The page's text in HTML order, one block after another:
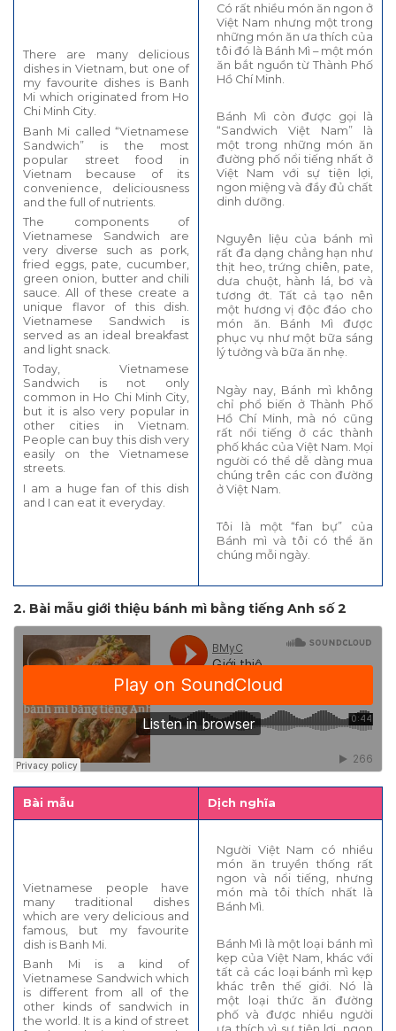
There are many delicious
dishes in Vietnam, but one of
my favourite dishes is Banh
Mi which originated from Ho
Chi Minh City.
Banh Mi called “Vietnamese
Sandwich” is the most
popular street food in
Vietnam because of its
convenience, deliciousness
and the full of nutrients.
The components of
Vietnamese Sandwich are
very diverse such as pork,
fried eggs, pate, cucumber,
green onion, butter and chili
sauce. All of these create a
unique flavor of this dish.
Vietnamese Sandwich is
served as an ideal breakfast
and light snack.
Today, Vietnamese
Sandwich is not only
common in Ho Chi Minh City,
but it is also very popular in
other cities in Vietnam.
People can buy this dish very
easily on the Vietnamese
streets.
I am a huge fan of this dish
and I can eat it everyday.
Có rất nhiều món ăn ngon ở
Việt Nam nhưng một trong
những món ăn ưa thích của
tôi đó là Bánh Mì – một món
ăn bắt nguồn từ Thành Phố
Hồ Chí Minh.
Bánh Mì còn được gọi là
“Sandwich Việt Nam” là
một trong những món ăn
đường phố nổi tiếng nhất ở
Việt Nam với sự tiện lợi,
ngon miệng và đầy đủ chất
dinh dưỡng.
Nguyên liệu của bánh mì
rất đa dạng chẳng hạn như
thịt heo, trứng chiên, pate,
dưa chuột, hành lá, bơ và
tương ớt. Tất cả tạo nên
một hương vị độc đáo cho
món ăn. Bánh Mì được
phục vụ như một bữa sáng
lý tưởng và bữa ăn nhẹ.
Ngày nay, Bánh mì không
chỉ phổ biến ở Thành Phố
Hồ Chí Minh, mà nó cũng
rất nổi tiếng ở các thành
phố khác của Việt Nam. Mọi
người có thể dễ dàng mua
chúng trên các con đường
ở Việt Nam.
Tôi là một “fan bự” của
Bánh mì và tôi có thể ăn
chúng mỗi ngày.
2. Bài mẫu giới thiệu bánh mì bằng tiếng Anh số 2
Bài mẫu Dịch nghĩa
Vietnamese people have
many traditional dishes
which are very delicious and
famous, but my favourite
dish is Banh Mi.
Banh Mi is a kind of
Vietnamese Sandwich which
is different from all of the
other kinds of sandwich in
the world. It is a kind of street
Người Việt Nam có nhiều
món ăn truyền thống rất
ngon và nổi tiếng, nhưng
món mà tôi thích nhất là
Bánh Mì.
Bánh Mì là một loại bánh mì
kẹp của Việt Nam, khác với
tất cả các loại bánh mì kẹp
khác trên thế giới. Nó là
một loại thức ăn đường
phố và được nhiều người